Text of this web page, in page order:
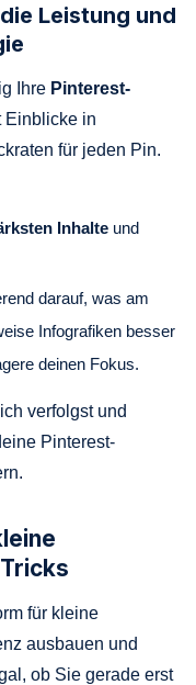
Leistung und
Ihre Pinterest-
Einblicke in
für jeden Pin.
Inhalte und
darauf, was am
Infografiken besser
deinen Fokus.
verfolgst und
Pinterest-
für kleine
ausbauen und
ob Sie gerade erst